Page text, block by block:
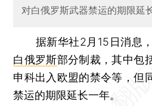
对白俄罗斯武器禁运的期限延
据新华社2月15日消息，
白俄罗斯部分制裁，其中包
申科出入欧盟的禁令等，但
禁运的期限延长一年。